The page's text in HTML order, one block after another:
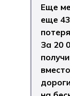
Еще
еще
За 20